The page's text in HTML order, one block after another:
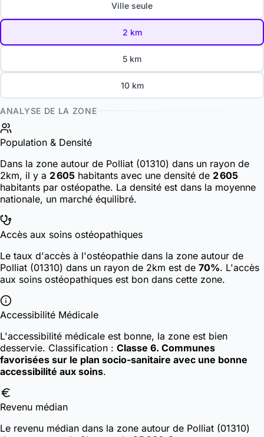
Ville seule
2 km
5 km
10 km
ANALYSE DE LA ZONE
Population & Densité
Dans la zone autour de Polliat (01310) dans un rayon de
2km, il y a 2 605 habitants avec une densité de 2 605
habitants par ostéopathe. La densité est dans la moyenne
nationale, un marché équilibré.
Accès aux soins ostéopathiques
Le taux d'accès à l'ostéopathie dans la zone autour de
Polliat (01310) dans un rayon de 2km est de 70%. L'accès
aux soins ostéopathiques est bon dans cette zone.
Accessibilité Médicale
L'accessibilité médicale est bonne, la zone est bien
desservie. Classification : Classe 6. Communes
favorisées sur le plan socio-sanitaire avec une bonne
accessibilité aux soins.
Revenu médian
Le revenu médian dans la zone autour de Polliat (01310)